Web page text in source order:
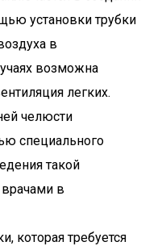
установки трубки
в
возможна
легких.
челюсти
специального
такой
в
которая требуется